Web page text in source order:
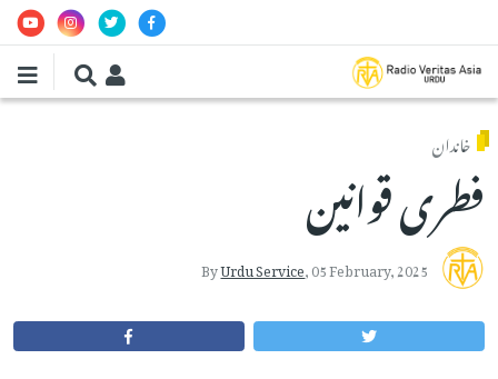
خاندان
فطری قوانین
ByUrdu Service,05 February, 2025